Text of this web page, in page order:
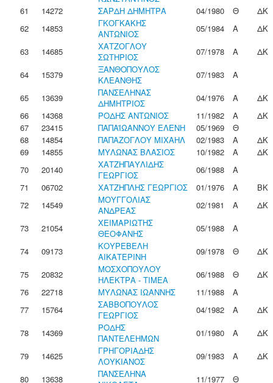
61
14272 ΣΑΡΔΗ ΔΗΜΗΤΡΑ 04/1980 Θ
ΔΚ
62
14853
ΓΚΟΓΚΑΚΗΣ
ΑΝΤΩΝΙΟΣ
05/1984 Α
ΔΚ
63
14685
ΧΑΤΖΟΓΛΟΥ
ΣΩΤΗΡΙΟΣ
07/1978 Α
ΔΚ
64
15379
ΞΑΝΘΟΠΟΥΛΟΣ
ΚΛΕΑΝΘΗΣ
07/1983
Α
65
13639
ΠΑΝΣΕΛΗΝΑΣ
ΔΗΜΗΤΡΙΟΣ
04/1976 Α
ΔΚ
66
14368 ΡΟΔΗΣ ΑΝΤΩΝΙΟΣ 11/1982 Α
ΔΚ
67
23415 ΠΑΠΑΪΩΑΝΝΟΥ ΕΛΕΝΗ 05/1969
Θ
68
14854 ΠΑΠΑΖΟΓΛΟΥ ΜΙΧΑΗΛ 02/1983 Α
ΔΚ
69
14855 ΜΥΛΩΝΑΣ ΒΛΑΣΙΟΣ 10/1982 Α
ΔΚ
70
20140
ΧΑΤΖΗΠΑΥΛΙΔΗΣ
ΓΕΩΡΓΙΟΣ
06/1988
Α
71
06702 ΧΑΤΖΗΠΛΗΣ ΓΕΩΡΓΙΟΣ 01/1976 Α
ΒΚ
72
14549
ΜΟΥΓΓΟΛΙΑΣ
ΑΝΔΡΕΑΣ
02/1981 Α
ΔΚ
73
21054
ΧΕΙΜΑΡΙΩΤΗΣ
ΘΕΟΦΑΝΗΣ
05/1988
Α
74
09173
ΚΟΥΡΕΒΕΛΗ
ΑΙΚΑΤΕΡΙΝΗ
09/1978 Θ
ΔΚ
75
20832
ΜΟΣΧΟΠΟΥΛΟΥ
ΗΛΕΚΤΡΑ - ΤΙΜΕΑ
06/1988 Θ
ΔΚ
76
22718 ΜΥΛΩΝΑΣ ΙΩΑΝΝΗΣ 11/1988
Α
77
15764
ΣΑΒΒΟΠΟΥΛΟΣ
ΓΕΩΡΓΙΟΣ
04/1982 Α
ΔΚ
78
14369
ΡΟΔΗΣ
ΠΑΝΤΕΛΕΗΜΩΝ
01/1980 Α
ΔΚ
79
14625
ΓΡΗΓΟΡΙΑΔΗΣ
ΛΟΥΚΙΑΝΟΣ
09/1983 Α
ΔΚ
80
13638
ΠΑΝΣΕΛΗΝΑ
11/1977
Θ